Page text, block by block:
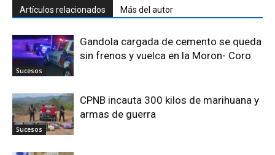
Artículos relacionados Más del autor
Sucesos
Gandola cargada de cemento se queda
sin frenos y vuelca en la Moron- Coro
Sucesos
CPNB incauta 300 kilos de marihuana y
armas de guerra